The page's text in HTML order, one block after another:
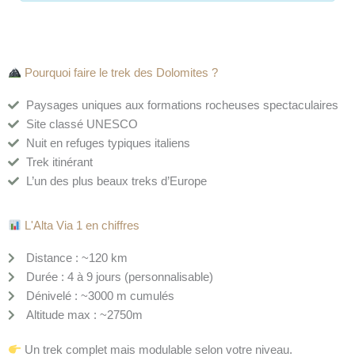
Pourquoi faire le trek des Dolomites ?
Paysages uniques aux formations rocheuses spectaculaires
Site classé UNESCO
Nuit en refuges typiques italiens
Trek itinérant
L’un des plus beaux treks d’Europe
L'Alta Via 1 en chiffres
Distance : ~120 km
Durée : 4 à 9 jours (personnalisable)
Dénivelé : ~3000 m cumulés
Altitude max : ~2750m
Un trek complet mais modulable selon votre niveau.